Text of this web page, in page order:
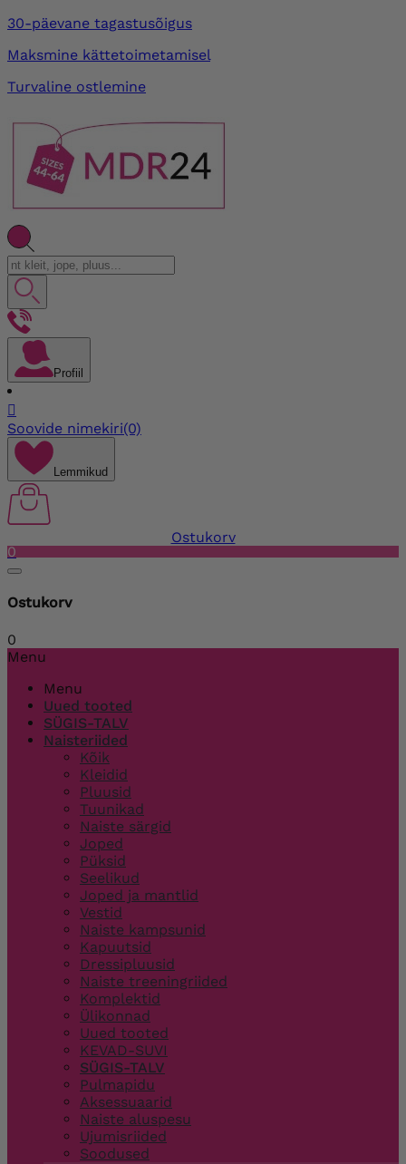
30-päevane tagastusõigus
Maksmine kättetoimetamisel
Turvaline ostlemine
Profiil

Soovide nimekiri(0)
Lemmikud
Ostukorv
0
Ostukorv
0
Menu
Menu
Uued tooted
SÜGIS-TALV
Naisteriided
Kõik
Kleidid
Pluusid
Tuunikad
Naiste särgid
Joped
Püksid
Seelikud
Joped ja mantlid
Vestid
Naiste kampsunid
Kapuutsid
Dressipluusid
Naiste treeningriided
Komplektid
Ülikonnad
Uued tooted
KEVAD-SUVI
SÜGIS-TALV
Pulmapidu
Aksessuaarid
Naiste aluspesu
Ujumisriided
Soodused